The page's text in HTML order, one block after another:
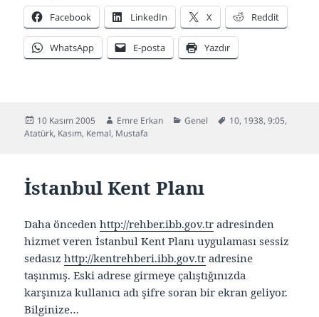
Facebook LinkedIn X Reddit
WhatsApp E-posta Yazdır
Yayın
tarihi
10 Kasım 2005 Yazar
Emre Erkan Kategoriler
Genel Etiketler
10, 1938,9:05,
Atatürk, Kasım, Kemal, Mustafa
İstanbul Kent Planı
Daha öncedenhttp://rehber.ibb.gov.tr adresinden
hizmet veren İstanbul Kent Planı uygulaması sessiz
sedasızhttp://kentrehberi.ibb.gov.tr adresine
taşınmış. Eski adrese girmeye çalıştığınızda
karşınıza kullanıcı adı şifre soran bir ekran geliyor.
Bilginize…